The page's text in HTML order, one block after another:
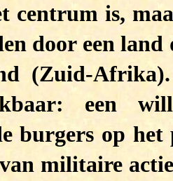
centrum is,
door een
(Zuid-
een
burgers op
militaire